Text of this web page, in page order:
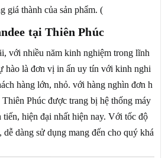
giá thành của sản phẩm. (
tại Thiên Phúc
với nhiều năm kinh nghiệm trong lĩnh
hào là đơn vị in ấn uy tín với kinh nghi
hàng lớn, nhỏ. với hàng nghìn đơn h
Phúc được trang bị hệ thống máy
hiện đại nhất hiện nay. Với tốc độ
dễ dàng sử dụng mang đến cho quý khá